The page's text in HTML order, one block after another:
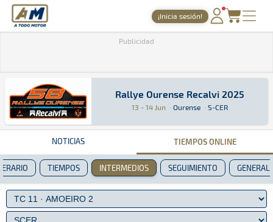
A Todo Motor · Revista del motor desde 1999
¡Inicia sesión!
NOTICIAS
AGENDA
GALERÍAS
TIENDA
ARCHIVO
Publicidad
Rallye Ourense Recalvi 2025
Rallye Ourense Recalvi 2025
13 - 14 Jun · Ourense · S-CER
Rally · Rallye Ourense Recalvi 2025 · S-
Ourense
NOTICIAS TIEMPOS ONLINE
TIEMPOS INTERMEDIOS SEGUIMIENTO GENERAL